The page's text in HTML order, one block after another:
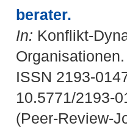
berater.
In: Konflikt-
ISSN 2193-
10.5771/2193-
(Peer-Review-